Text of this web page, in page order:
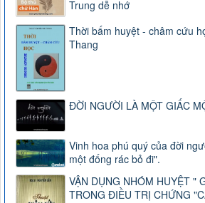
Trung dễ nhớ
Thời bấm huyệt - châm cứu
Thang
ĐỜI NGƯỜI LÀ MỘT GIẤC
Vinh hoa phú quý của đời
một đống rác bỏ đi".
VẬN DỤNG NHÓM HUYỆT "
TRONG ĐIỀU TRỊ CHỨNG